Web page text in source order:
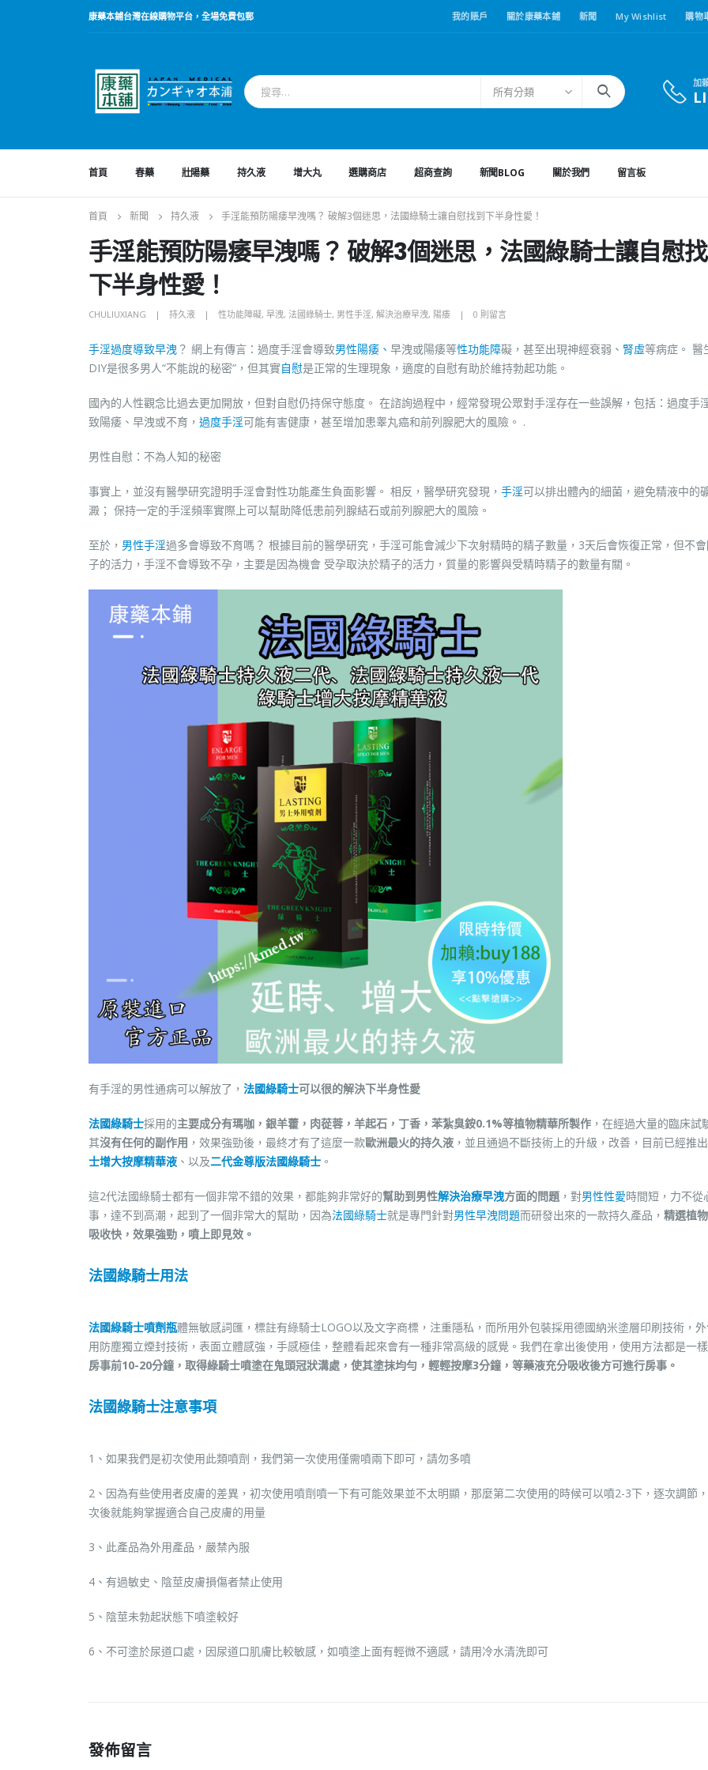
康藥本鋪台灣在線購物平台，全場免費包郵 我的賬戶 關於康藥本鋪 新聞 My Wishlist 購物
所有分類
加
首頁 春藥 壯陽藥 持久液 增大丸 選購商店 超商查詢 新聞BLOG 關於我們 留言板
首頁 新聞 持久液 手淫能預防陽痿早洩嗎？ 破解3個迷思，法國綠騎士讓自慰找到下半身性愛！
手淫能預防陽痿早洩嗎？ 破解3個迷思，法國綠騎士讓自慰
下半身性愛！
CHULIUXIANG 持久液 性功能障礙, 早洩, 法國綠騎士, 男性手淫, 解決治療早洩, 陽痿 0 則留言
手淫過度導致早洩 ？ 網上有傳言：過度手淫會導致男性陽痿、 早洩或陽痿等性功能障礙，甚至出現神經衰弱、 腎虛等病症。 醫
DIY是很多男人“不能說的秘密”，但其實自慰是正常的生理現象，適度的自慰有助於維持勃起功能。
國內的人性觀念比過去更加開放，但對自慰仍持保守態度。 在諮詢過程中，經常發現公眾對手淫存在一些誤解，包括：過度手
致陽痿、早洩或不育， 過度手淫可能有害健康，甚至增加患睾丸癌和前列腺肥大的風險。 .
男性自慰：不為人知的秘密
事實上，並沒有醫學研究證明手淫會對性功能產生負面影響。 相反，醫學研究發現， 手淫可以排出體內的細菌，避免精液中的
澱； 保持一定的手淫頻率實際上可以幫助降低患前列腺結石或前列腺肥大的風險。
至於， 男性手淫過多會導致不育嗎？ 根據目前的醫學研究，手淫可能會減少下次射精時的精子數量，3天后會恢復正常，但不
子的活力，手淫不會導致不孕，主要是因為機會 受孕取決於精子的活力，質量的影響與受精時精子的數量有關。
有手淫的男性通病可以解放了， 法國綠騎士可以很的解決下半身性愛
法國綠騎士採用的主要成分有瑪咖，銀羊藿，肉蓯蓉，羊起石，丁香，苯紮臭銨0.1%等植物精華所製作 ，在經過大量的臨床試
其沒有任何的副作用 ，效果強勁後，最終才有了這麼一款歐洲最火的持久液 ，並且通過不斷技術上的升級，改善，目前已經推
士增大按摩精華液 、以及二代金尊版法國綠騎士 。
這2代法國綠騎士都有一個非常不錯的效果，都能夠非常好的幫助到男性解決治療早洩方面的問題 ，對男性性愛時間短，力不從
事，達不到高潮，起到了一個非常大的幫助，因為法國綠騎士就是專門針對男性早洩問題而研發出來的一款持久產品， 精選植
吸收快，效果強勁，噴上即見效。
法國綠騎士用法
法國綠騎士噴劑瓶體無敏感詞匯，標註有綠騎士LOGO以及文字商標，注重隱私，而所用外包裝採用德國納米塗層印刷技術，
用防塵獨立煙封技術，表面立體感強，手感極佳，整體看起來會有一種非常高級的感覺。我們在拿出後使用，使用方法都是一
房事前10-20分鐘，取得綠騎士噴塗在鬼頭冠狀溝處，使其塗抹均勻，輕輕按摩3分鐘，等藥液充分吸收後方可進行房事。
法國綠騎士注意事項
1、如果我們是初次使用此類噴劑，我們第一次使用僅需噴兩下即可，請勿多噴
2、因為有些使用者皮膚的差異，初次使用噴劑噴一下有可能效果並不太明顯，那麼第二次使用的時候可以噴2-3下，逐次調節
次後就能夠掌握適合自己皮膚的用量
3、此產品為外用產品，嚴禁內服
4、有過敏史、陰莖皮膚損傷者禁止使用
5、陰莖未勃起狀態下噴塗較好
6、不可塗於尿道口處，因尿道口肌膚比較敏感，如噴塗上面有輕微不適感，請用冷水清洗即可
發佈留言